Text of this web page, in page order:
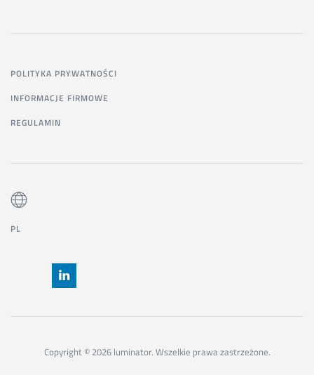
POLITYKA PRYWATNOŚCI
INFORMACJE FIRMOWE
REGULAMIN
PL
Copyright © 2026 luminator. Wszelkie prawa zastrzeżone.